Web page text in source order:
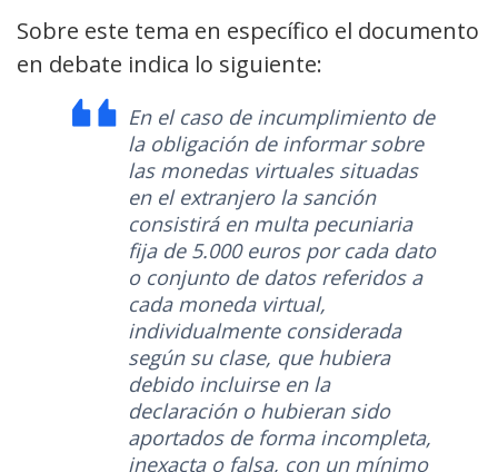
Sobre este tema en específico el documento
en debate indica lo siguiente:
En el caso de incumplimiento de
la obligación de informar sobre
las monedas virtuales situadas
en el extranjero la sanción
consistirá en multa pecuniaria
fija de 5.000 euros por cada dato
o conjunto de datos referidos a
cada moneda virtual,
individualmente considerada
según su clase, que hubiera
debido incluirse en la
declaración o hubieran sido
aportados de forma incompleta,
inexacta o falsa, con un mínimo